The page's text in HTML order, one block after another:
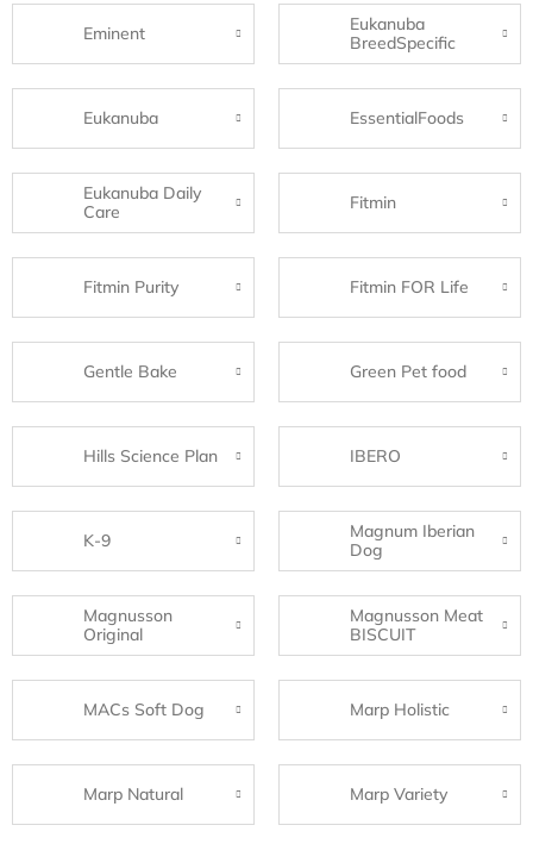
Eminent
Eukanuba
BreedSpecific
Eukanuba EssentialFoods
Eukanuba Daily
Care
Fitmin
Fitmin Purity Fitmin FOR Life
Gentle Bake Green Pet food
Hills Science Plan IBERO
K-9
Magnum Iberian
Dog
Magnusson
Original
Magnusson Meat
BISCUIT
MACs Soft Dog Marp Holistic
Marp Natural Marp Variety